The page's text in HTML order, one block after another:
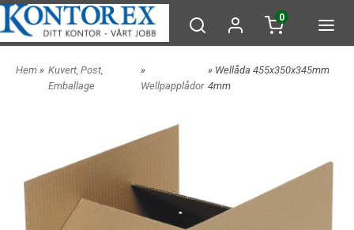
0
Hem » Kuvert, Post,
Emballage
»
Wellpapplådor
» Wellåda 455x350x345mm
4mm